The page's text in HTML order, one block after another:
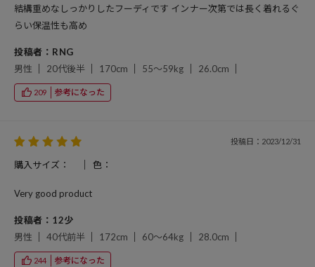
結構重めなしっかりしたフーディです インナー次第では長く着れるぐ
らい保温性も高め
投稿者：RNG
男性
20代後半 170cm 55～59kg 26.0cm
209 参考になった
投稿日：2023/12/31
購入サイズ： 色：
Very good product
投稿者：12少
男性
40代前半 172cm 60～64kg 28.0cm
244 参考になった